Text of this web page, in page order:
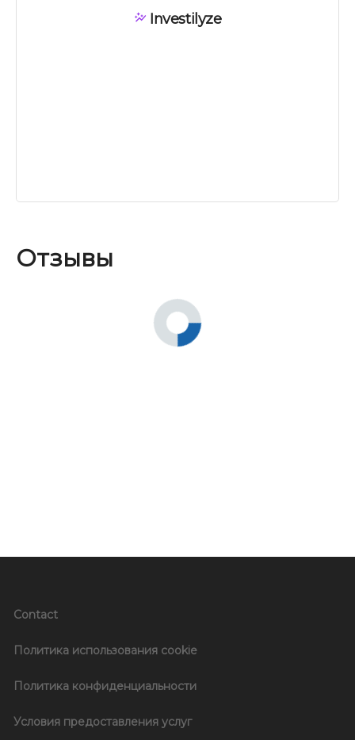
Investilyze
Отзывы
Contact
Политика использования cookie
Политика конфиденциальности
Условия предоставления услуг